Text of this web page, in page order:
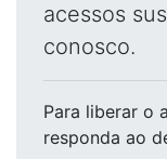
acessos
conosco.
Para liberar o
responda ao